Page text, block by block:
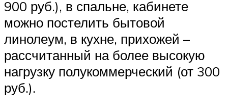
900 руб.), в спальне, кабинете
можно постелить бытовой
линолеум, в кухне, прихожей –
рассчитанный на более высокую
нагрузку полукоммерческий (от 300
руб.).